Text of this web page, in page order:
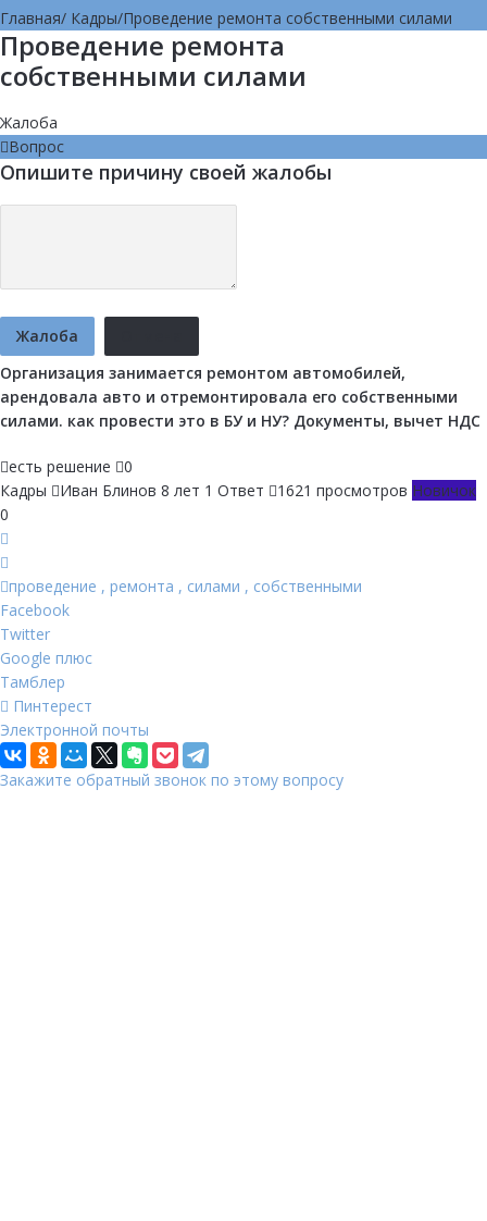
Главная/ Кадры/Проведение ремонта собственными силами
Проведение ремонта
собственными силами
Жалоба
Вопрос
Опишите причину своей жалобы
Жалоба
Организация занимается ремонтом автомобилей,
арендовала авто и отремонтировала его собственными
силами. как провести это в БУ и НУ? Документы, вычет НДС
есть решение
0
Кадры
Иван Блинов 8 лет 1 Ответ 1621 просмотров Новичок
0
проведение , ремонта , силами , собственными
Facebook
Twitter
Google плюс
Тамблер
Пинтерест
Электронной почты
Закажите обратный звонок по этому вопросу